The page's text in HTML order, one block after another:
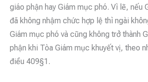
giáo phận hay Giám mục phó. Vì lẽ, nếu
đã không nhậm chức hợp lệ thì ngài
Giám mục phó và cũng không trở thành
phận khi Tòa Giám mục khuyết vị, theo
điều 409§1.